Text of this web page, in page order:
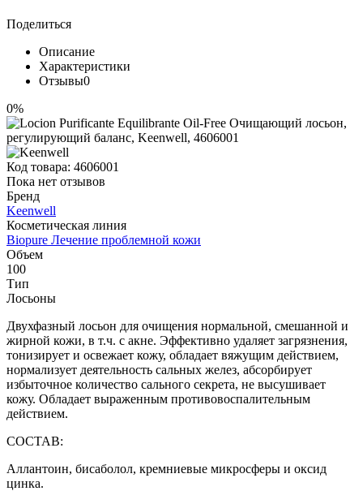
Поделиться
Описание
Характеристики
Отзывы0
0%
Код товара: 4606001
Пока нет отзывов
Бренд
Keenwell
Косметическая линия
Biopure Лечение проблемной кожи
Объем
100
Тип
Лосьоны
Двухфазный лосьон для очищения нормальной, смешанной и
жирной кожи, в т.ч. с акне. Эффективно удаляет загрязнения,
тонизирует и освежает кожу, обладает вяжущим действием,
нормализует деятельность сальных желез, абсорбирует
избыточное количество сального секрета, не высушивает
кожу. Обладает выраженным противовоспалительным
действием.
СОСТАВ:
Аллантоин, бисаболол, кремниевые микросферы и оксид
цинка.